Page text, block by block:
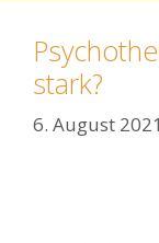
stark?
6. August 2021